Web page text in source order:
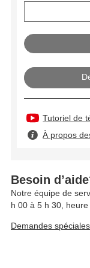
Tutoriel de
À propos
Besoin
Notre équipe de
h 00 à 5 h 30,
Demandes spéciales